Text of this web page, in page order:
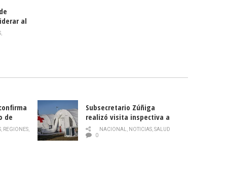
al
,
de
, REGIONES,
Subsecretario Zúñiga
realizó visita inspectiva a
Hospital Modular Sótero del
Río
NACIONAL, NOTICIAS,SALUD
0